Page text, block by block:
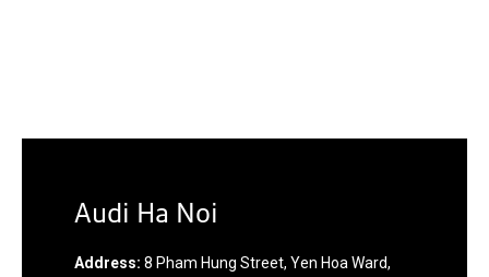
Audi Ha Noi
Address: 8 Pham Hung Street, Yen Hoa Ward,